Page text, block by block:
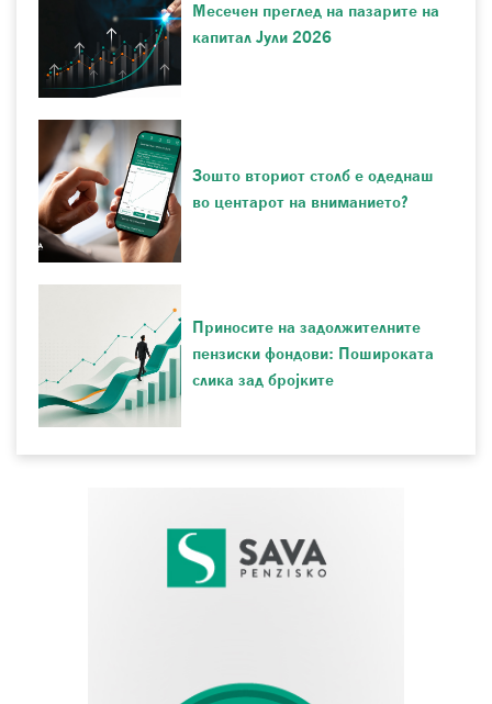
Месечен преглед на пазарите на
капитал Јули 2026
Зошто вториот столб е одеднаш
во центарот на вниманието?
Приносите на задолжителните
пензиски фондови: Пошироката
слика зад бројките